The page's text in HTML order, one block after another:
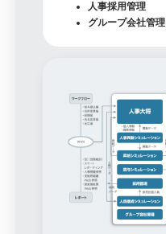
人事採用管理
グループ会社管理